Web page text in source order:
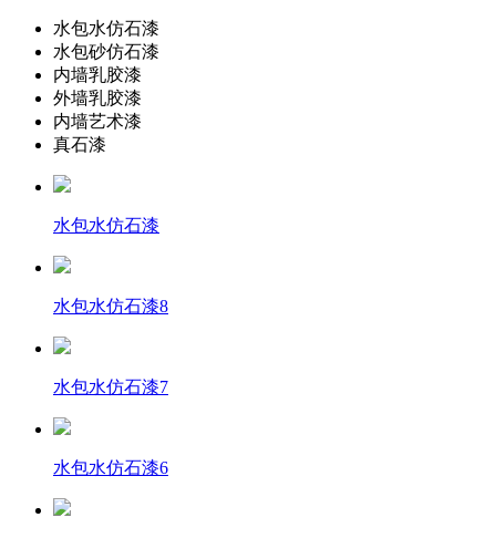
水包水仿石漆
水包砂仿石漆
内墙乳胶漆
外墙乳胶漆
内墙艺术漆
真石漆
水包水仿石漆
水包水仿石漆8
水包水仿石漆7
水包水仿石漆6